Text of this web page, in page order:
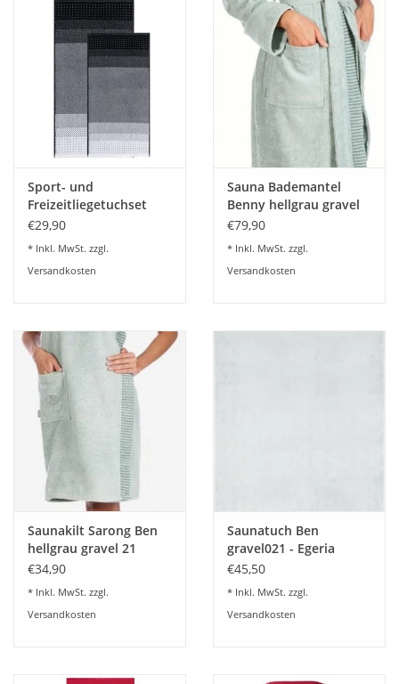
Sport- und
Freizeitliegetuchset
TRIXI
€29,90
* Inkl. MwSt. zzgl.
Versandkosten
Sauna Bademantel
Benny hellgrau gravel
21
€79,90
* Inkl. MwSt. zzgl.
Versandkosten
Saunakilt Sarong Ben
hellgrau gravel 21
Onesize
€34,90
* Inkl. MwSt. zzgl.
Versandkosten
Saunatuch Ben
gravel021 - Egeria
€45,50
* Inkl. MwSt. zzgl.
Versandkosten